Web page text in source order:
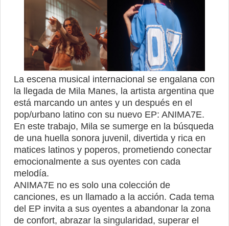
La escena musical internacional se engalana con
la llegada de Mila Manes, la artista argentina que
está marcando un antes y un después en el
pop/urbano latino con su nuevo EP: ANIMA7E.
En este trabajo, Mila se sumerge en la búsqueda
de una huella sonora juvenil, divertida y rica en
matices latinos y poperos, prometiendo conectar
emocionalmente a sus oyentes con cada
melodía.
ANIMA7E no es solo una colección de
canciones, es un llamado a la acción. Cada tema
del EP invita a sus oyentes a abandonar la zona
de confort, abrazar la singularidad, superar el